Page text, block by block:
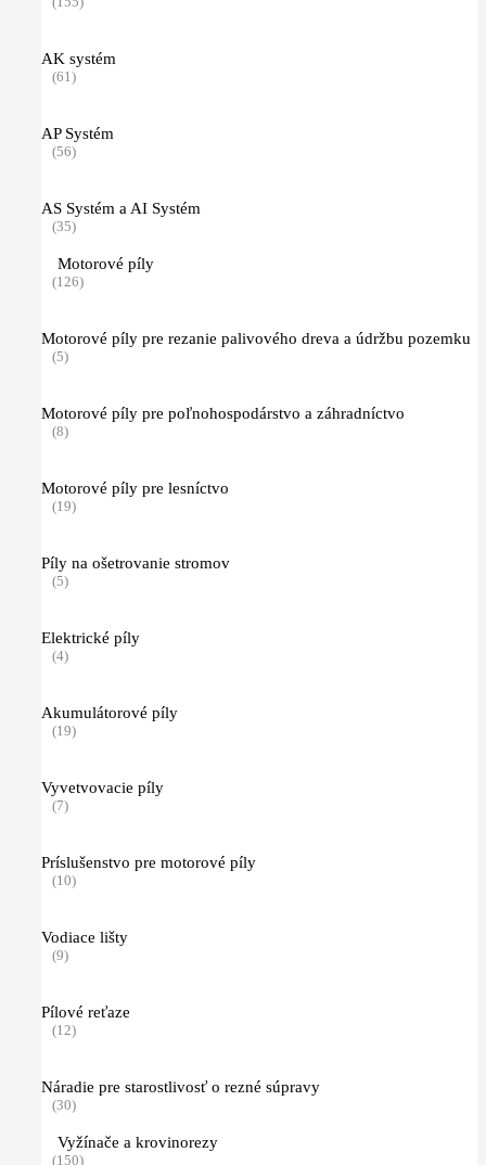
AK systém
(61)
AP Systém
(56)
AS Systém a AI Systém
(35)
Motorové píly
(126)
Motorové píly pre rezanie palivového dreva a údržbu pozemku
(5)
Motorové píly pre poľnohospodárstvo a záhradníctvo
(8)
Motorové píly pre lesníctvo
(19)
Píly na ošetrovanie stromov
(5)
Elektrické píly
(4)
Akumulátorové píly
(19)
Vyvetvovacie píly
(7)
Príslušenstvo pre motorové píly
(10)
Vodiace lišty
(9)
Pílové reťaze
(12)
Náradie pre starostlivosť o rezné súpravy
(30)
Vyžínače a krovinorezy
(150)